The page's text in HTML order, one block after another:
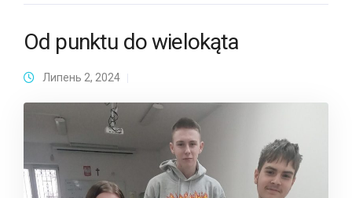
Od punktu do wielokąta
Липень 2, 2024